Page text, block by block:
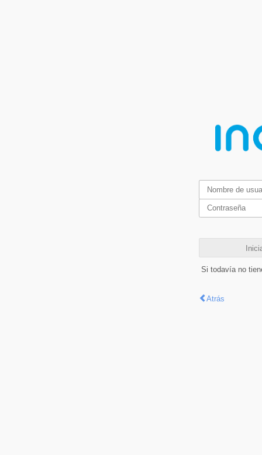
Si todavía no
Atrás